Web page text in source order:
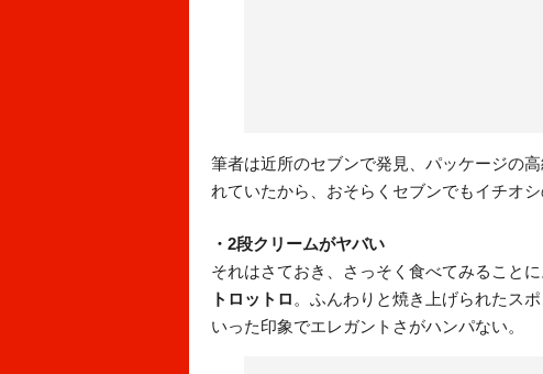
筆者は近所のセブンで発見、パッケージの
れていたから、おそらくセブンでもイチオシ
・2段クリームがヤバい
それはさておき、さっそく食べてみること
トロットロ 。ふんわりと焼き上げられたス
いった印象でエレガントさがハンパない。